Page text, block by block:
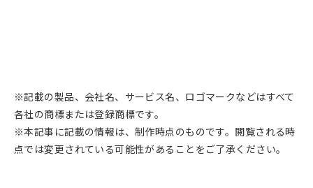
※記載の製品、会社名、サービス名、ロゴマークなどはすべて
各社の商標または登録商標です。
※本記事に記載の情報は、制作時点のものです。閲覧される時
点では変更されている可能性があることをご了承ください。